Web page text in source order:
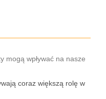
mogą wpływać na nasze
coraz większą rolę w